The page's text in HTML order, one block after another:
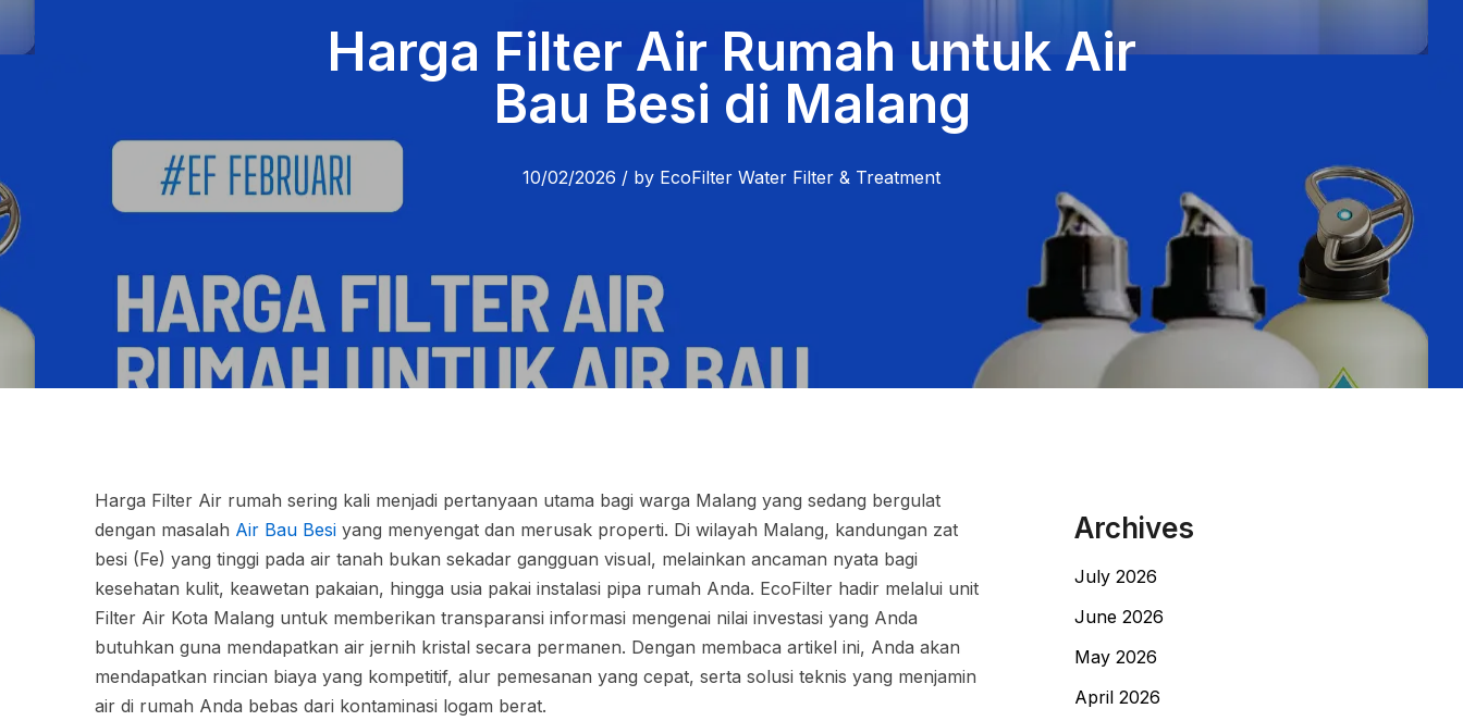
Harga Filter Air Rumah untuk Air
Bau Besi di Malang
10/02/2026 / by EcoFilter Water Filter & Treatment
Harga Filter Air rumah sering kali menjadi pertanyaan utama bagi warga Malang yang sedang bergulat
dengan masalah Air Bau Besi yang menyengat dan merusak properti. Di wilayah Malang, kandungan zat
besi (Fe) yang tinggi pada air tanah bukan sekadar gangguan visual, melainkan ancaman nyata bagi
kesehatan kulit, keawetan pakaian, hingga usia pakai instalasi pipa rumah Anda. EcoFilter hadir melalui unit
Filter Air Kota Malang untuk memberikan transparansi informasi mengenai nilai investasi yang Anda
butuhkan guna mendapatkan air jernih kristal secara permanen. Dengan membaca artikel ini, Anda akan
mendapatkan rincian biaya yang kompetitif, alur pemesanan yang cepat, serta solusi teknis yang menjamin
air di rumah Anda bebas dari kontaminasi logam berat.
Archives
July 2026
June 2026
May 2026
April 2026